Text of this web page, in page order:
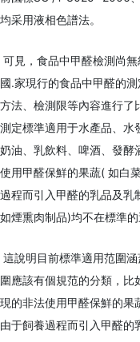
均采用液相色譜法。
可見，食品中甲醛檢測尚
國.家現行的食品中甲醛的
方法、檢測限等內容進行了
測定標準適用于水產品、水
奶油、乳飲料、啤酒、發酵
使用甲醛保鮮的果蔬( 如白
過程而引入甲醛的乳品及乳
如煙熏肉制品)均不在標準的
這說明目前標準適用范圍
圍應該有個規范的分類，比
現的非法使用甲醛保鮮的
由于飼養過程而引入甲醛的